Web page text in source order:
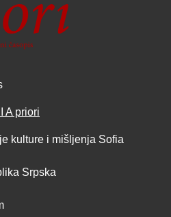
A priori
kulture i mišljenja Sofia
Srpska